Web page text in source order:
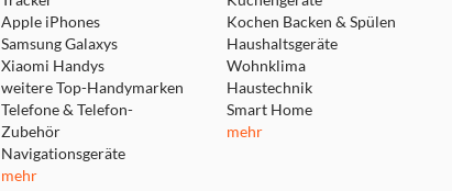
Apple iPhones
Samsung Galaxys
Xiaomi Handys
weitere Top-Handymarken
Telefone & Telefon-
Zubehör
Navigationsgeräte
mehr
Kochen Backen & Spülen
Haushaltsgeräte
Wohnklima
Haustechnik
Smart Home
mehr